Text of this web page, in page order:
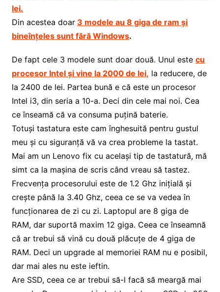
lei.
Din acestea doar 3 modele au 8 giga de ram și
bineînțeles sunt fără Windows.
De fapt cele 3 modele sunt doar două. Unul este cu
procesor Intel și vine la 2000 de lei, la reducere, de
la 2400 de lei. Partea bună e că este un procesor
Intel i3, din seria a 10-a. Deci din cele mai noi. Cea
ce înseamă că va consuma puțină baterie.
Totuși tastatura este cam înghesuită pentru gustul
meu și cu siguranță vă va crea probleme la tastat.
Mai am un Lenovo fix cu același tip de tastatură, mă
simt ca la mașina de scris când vreau să tastez.
Frecvența procesorului este de 1.2 Ghz inițială și
crește până la 3.40 Ghz, ceea ce se va vedea în
funcționarea de zi cu zi. Laptopul are 8 giga de
RAM, dar suportă maxim 12 giga. Ceea ce înseamnă
că ar trebui să vină cu două plăcuțe de 4 giga de
RAM. Deci un upgrade al memoriei RAM nu e posibil,
dar mai ales nu este ieftin.
Are SSD, ceea ce ar trebui să-l facă să meargă mai